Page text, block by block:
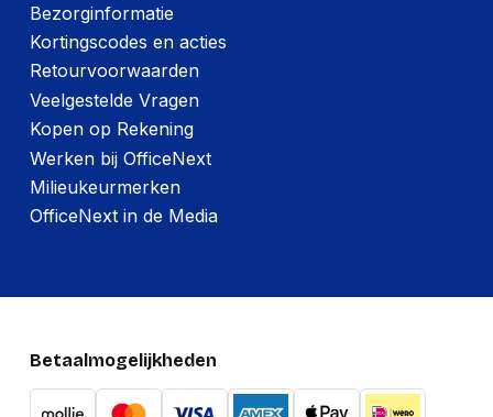
Bezorginformatie
Kortingscodes en acties
Retourvoorwaarden
Veelgestelde Vragen
Kopen op Rekening
Werken bij OfficeNext
Milieukeurmerken
OfficeNext in de Media
Betaalmogelijkheden